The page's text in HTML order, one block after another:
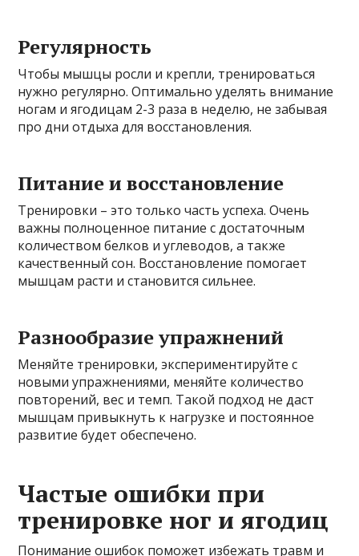
Регулярность
Чтобы мышцы росли и крепли, тренироваться
нужно регулярно. Оптимально уделять внимание
ногам и ягодицам 2-3 раза в неделю, не забывая
про дни отдыха для восстановления.
Питание и восстановление
Тренировки – это только часть успеха. Очень
важны полноценное питание с достаточным
количеством белков и углеводов, а также
качественный сон. Восстановление помогает
мышцам расти и становится сильнее.
Разнообразие упражнений
Меняйте тренировки, экспериментируйте с
новыми упражнениями, меняйте количество
повторений, вес и темп. Такой подход не даст
мышцам привыкнуть к нагрузке и постоянное
развитие будет обеспечено.
Частые ошибки при
тренировке ног и ягодиц
Понимание ошибок поможет избежать травм и